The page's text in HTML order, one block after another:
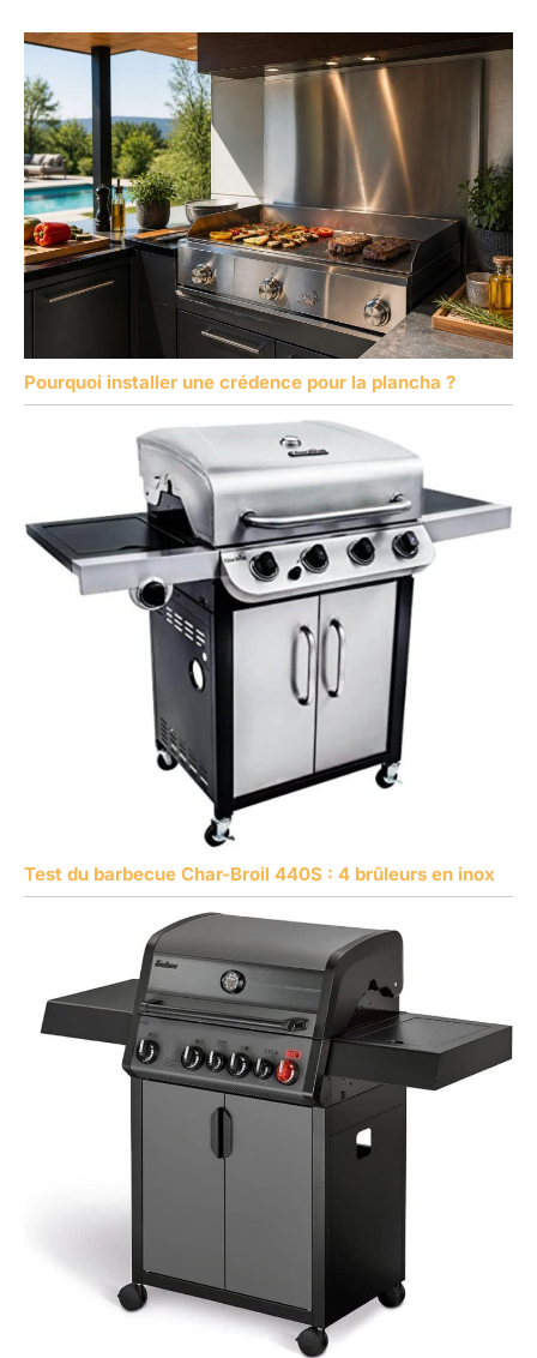
Pourquoi installer une crédence pour la plancha ?
Test du barbecue Char-Broil 440S : 4 brûleurs en inox